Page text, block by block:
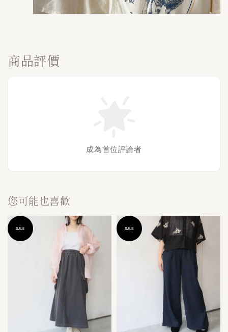
商品評價
成為首位評論者
您可能也喜歡
SALE SALE